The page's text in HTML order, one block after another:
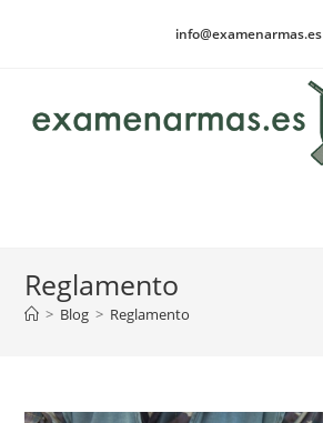
info@examenarmas.es
Reglamento
> Blog > Reglamento